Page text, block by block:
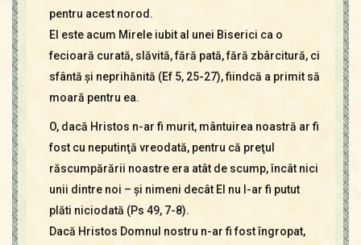
pentru acest norod.
El este acum Mirele iubit al unei Biserici ca o
fecioară curată, slăvită, fără pată, fără zbârcitură, ci
sfântă şi neprihănită (Ef 5, 25-27), fiindcă a primit să
moară pentru ea.
O, dacă Hristos n-ar fi murit, mântuirea noastră ar fi
fost cu neputinţă vreodată, pentru că preţul
răscumpărării noastre era atât de scump, încât nici
unii dintre noi – şi nimeni decât El nu l-ar fi putut
plăti niciodată (Ps 49, 7-8).
Dacă Hristos Domnul nostru n-ar fi fost îngropat,